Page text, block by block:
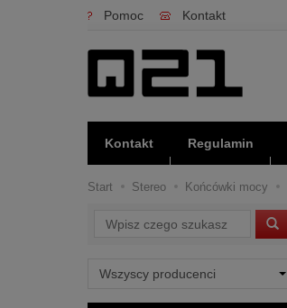
Pomoc Kontakt
Kontakt Regulamin
Start Stereo Końcówki mocy
Wyszukaj